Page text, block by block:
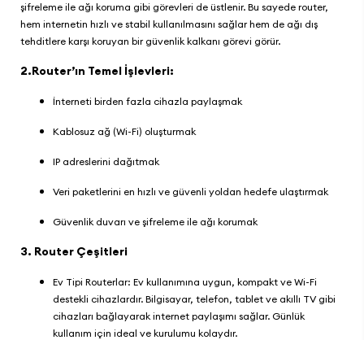
şifreleme ile ağı koruma gibi görevleri de üstlenir. Bu sayede router,
hem internetin hızlı ve stabil kullanılmasını sağlar hem de ağı dış
tehditlere karşı koruyan bir güvenlik kalkanı görevi görür.
2.Router’ın Temel İşlevleri:
İnterneti birden fazla cihazla paylaşmak
Kablosuz ağ (Wi-Fi) oluşturmak
IP adreslerini dağıtmak
Veri paketlerini en hızlı ve güvenli yoldan hedefe ulaştırmak
Güvenlik duvarı ve şifreleme ile ağı korumak
3. Router Çeşitleri
Ev Tipi Routerlar: Ev kullanımına uygun, kompakt ve Wi-Fi
destekli cihazlardır. Bilgisayar, telefon, tablet ve akıllı TV gibi
cihazları bağlayarak internet paylaşımı sağlar. Günlük
kullanım için ideal ve kurulumu kolaydır.